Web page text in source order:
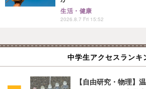
生活・健康
2026.8.7 Fri 15:52
中学生アクセスランキ
【自由研究・物理】